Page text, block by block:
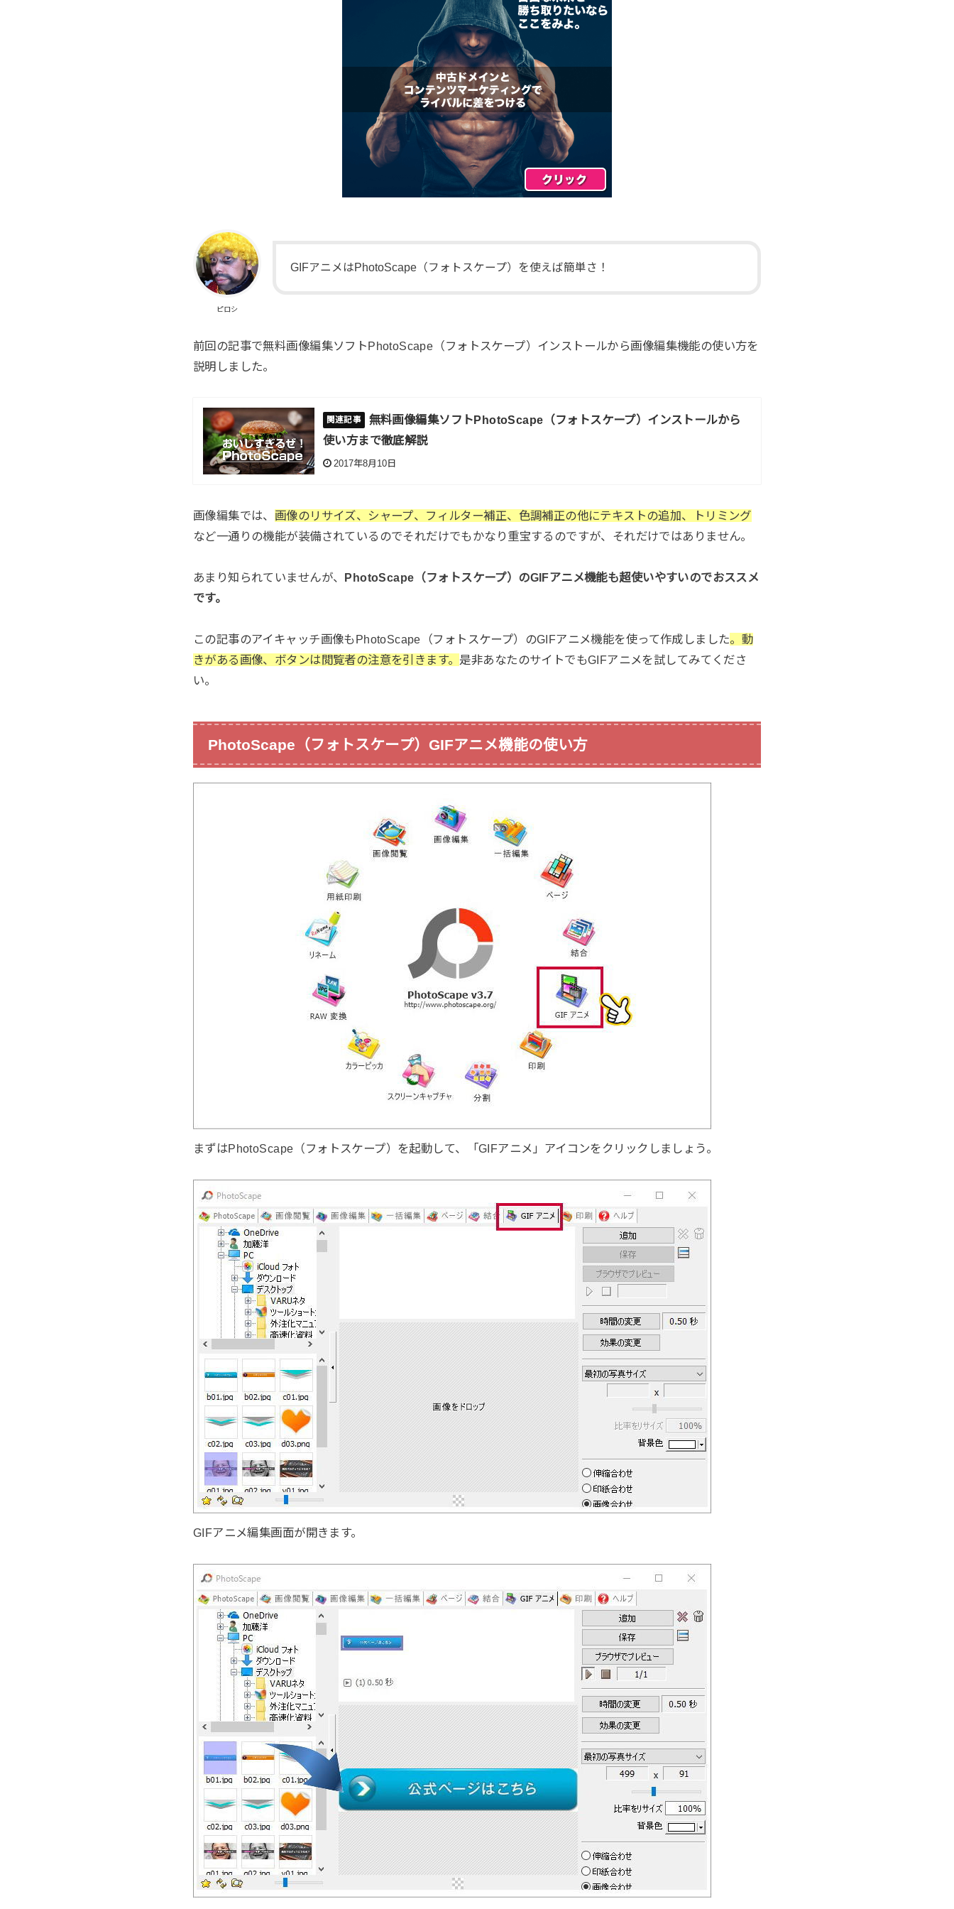
ピロシ
GIFアニメはPhotoScape（フォトスケープ）を使えば簡単さ！
前回の記事で無料画像編集ソフトPhotoScape（フォトスケープ）インストールから画像編集機能の使い方を
説明しました。
無料画像編集ソフトPhotoScape（フォトスケープ）インストールから
使い方まで徹底解説
2017年8月10日
画像編集では、 画像のリサイズ、シャープ、フィルター補正、色調補正の他にテキストの追加、トリミング
など一通りの機能が装備されているのでそれだけでもかなり重宝するのですが、それだけではありません。
あまり知られていませんが、 PhotoScape（フォトスケープ）のGIFアニメ機能も超使いやすいのでおススメ
です。
この記事のアイキャッチ画像もPhotoScape（フォトスケープ）のGIFアニメ機能を使って作成しました。動
きがある画像、ボタンは閲覧者の注意を引きます。 是非あなたのサイトでもGIFアニメを試してみてくださ
い。
PhotoScape（フォトスケープ）GIFアニメ機能の使い方
まずはPhotoScape（フォトスケープ）を起動して、「GIFアニメ」アイコンをクリックしましょう。
GIFアニメ編集画面が開きます。